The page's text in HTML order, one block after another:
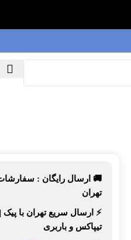
🚚 ارسال رایگان : سفارشات
تهران
⚡ ارسال سریع تهران با پیک |
تیپاکس و باربری